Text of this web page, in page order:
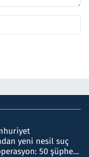
yeni nesil suç
50 şüpheli